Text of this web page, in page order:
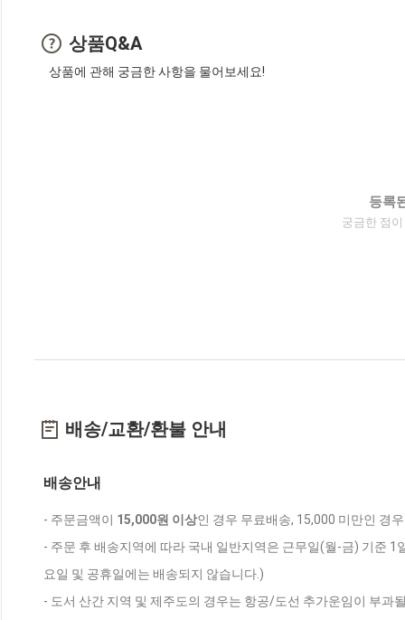
상품Q&A
상품에 관해 궁금한 사항을 물어보세요!
등록
궁금한 점
배송/교환/환불 안내
배송안내
- 주문금액이 15,000원 이상인 경우 무료배송, 15,000 미만인 경
- 주문 후 배송지역에 따라 국내 일반지역은 근무일(월-금) 기준
요일 및 공휴일에는 배송되지 않습니다.)
- 도서 산간 지역 및 제주도의 경우는 항공/도선 추가운임이 부과